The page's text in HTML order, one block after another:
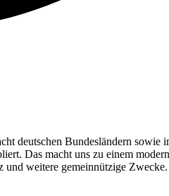
deutschen Bundesländern
Das macht uns zu einem
weitere gemeinnützige